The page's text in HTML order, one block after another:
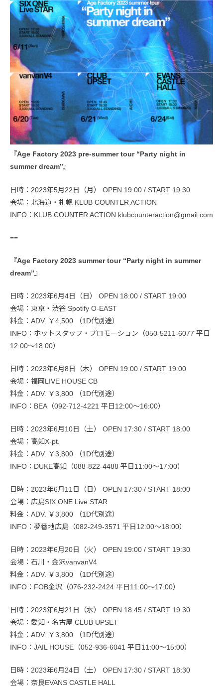
『Age Factory 2023 pre-summer tour “Party night in
summer dream”』
日時：2023年5月22日（月） OPEN 19:00 / START 19:30
会場：北海道・札幌 KLUB COUNTER ACTION
INFO：KLUB COUNTER ACTION klubcounteraction@gmail.com
==
『Age Factory 2023 summer tour “Party night in summer
dream”』
日時：2023年6月4日（日） OPEN 18:00 / START 19:00
会場：東京・渋谷 Spotify O-EAST
料金：ADV. ￥4,500 （1D代別途）
INFO：ホットスタッフ・プロモーション（050-5211-6077 平日
12:00〜18:00）
日時：2023年6月8日（木） OPEN 19:00 / START 19:00
会場：福岡LIVE HOUSE CB
料金：ADV. ￥3,800 （1D代別途）
INFO：BEA（092-712-4221 平日12:00〜16:00）
日時：2023年6月10日（土） OPEN 17:30 / START 18:00
会場：高知X-pt.
料金：ADV. ￥3,800 （1D代別途）
INFO：DUKE高知（088-822-4488 平日11:00〜17:00）
日時：2023年6月11日（日） OPEN 17:30 / START 18:00
会場：広島SIX ONE Live STAR
料金：ADV. ￥3,800 （1D代別途）
INFO：夢番地広島（082-249-3571 平日12:00〜18:00）
日時：2023年6月20日（火） OPEN 19:00 / START 19:30
会場：石川・金沢vanvanV4
料金：ADV. ￥3,800 （1D代別途）
INFO：FOB金沢（076-232-2424 平日11:00〜17:00）
日時：2023年6月21日（水） OPEN 18:45 / START 19:30
会場：愛知・名古屋 CLUB UPSET
料金：ADV. ￥3,800 （1D代別途）
INFO：JAIL HOUSE（052-936-6041 平日11:00〜15:00）
日時：2023年6月24日（土） OPEN 17:30 / START 18:30
会場：奈良EVANS CASTLE HALL